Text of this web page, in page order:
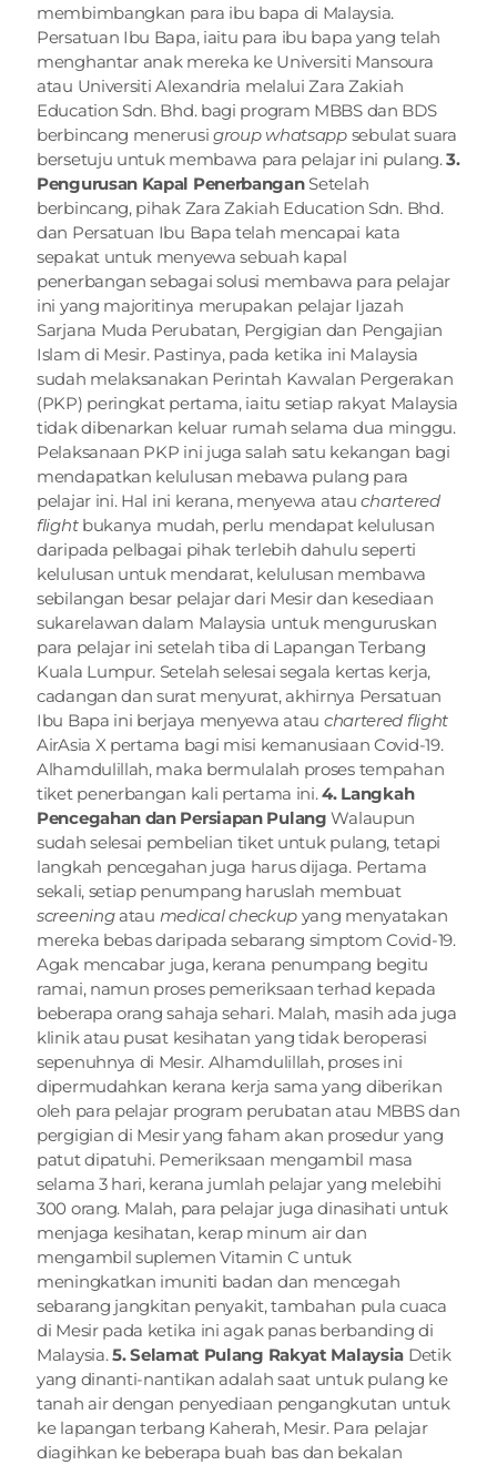
membimbangkan para ibu bapa di Malaysia.
Persatuan Ibu Bapa, iaitu para ibu bapa yang telah
menghantar anak mereka ke Universiti Mansoura
atau Universiti Alexandria melalui Zara Zakiah
Education Sdn. Bhd. bagi program MBBS dan BDS
berbincang menerusi group whatsapp sebulat suara
bersetuju untuk membawa para pelajar ini pulang. 3.
Pengurusan Kapal Penerbangan Setelah
berbincang, pihak Zara Zakiah Education Sdn. Bhd.
dan Persatuan Ibu Bapa telah mencapai kata
sepakat untuk menyewa sebuah kapal
penerbangan sebagai solusi membawa para pelajar
ini yang majoritinya merupakan pelajar Ijazah
Sarjana Muda Perubatan, Pergigian dan Pengajian
Islam di Mesir. Pastinya, pada ketika ini Malaysia
sudah melaksanakan Perintah Kawalan Pergerakan
(PKP) peringkat pertama, iaitu setiap rakyat Malaysia
tidak dibenarkan keluar rumah selama dua minggu.
Pelaksanaan PKP ini juga salah satu kekangan bagi
mendapatkan kelulusan mebawa pulang para
pelajar ini. Hal ini kerana, menyewa atau chartered
flight bukanya mudah, perlu mendapat kelulusan
daripada pelbagai pihak terlebih dahulu seperti
kelulusan untuk mendarat, kelulusan membawa
sebilangan besar pelajar dari Mesir dan kesediaan
sukarelawan dalam Malaysia untuk menguruskan
para pelajar ini setelah tiba di Lapangan Terbang
Kuala Lumpur. Setelah selesai segala kertas kerja,
cadangan dan surat menyurat, akhirnya Persatuan
Ibu Bapa ini berjaya menyewa atau chartered flight
AirAsia X pertama bagi misi kemanusiaan Covid-19.
Alhamdulillah, maka bermulalah proses tempahan
tiket penerbangan kali pertama ini. 4. Langkah
Pencegahan dan Persiapan Pulang Walaupun
sudah selesai pembelian tiket untuk pulang, tetapi
langkah pencegahan juga harus dijaga. Pertama
sekali, setiap penumpang haruslah membuat
screening atau medical checkup yang menyatakan
mereka bebas daripada sebarang simptom Covid-19.
Agak mencabar juga, kerana penumpang begitu
ramai, namun proses pemeriksaan terhad kepada
beberapa orang sahaja sehari. Malah, masih ada juga
klinik atau pusat kesihatan yang tidak beroperasi
sepenuhnya di Mesir. Alhamdulillah, proses ini
dipermudahkan kerana kerja sama yang diberikan
oleh para pelajar program perubatan atau MBBS dan
pergigian di Mesir yang faham akan prosedur yang
patut dipatuhi. Pemeriksaan mengambil masa
selama 3 hari, kerana jumlah pelajar yang melebihi
300 orang. Malah, para pelajar juga dinasihati untuk
menjaga kesihatan, kerap minum air dan
mengambil suplemen Vitamin C untuk
meningkatkan imuniti badan dan mencegah
sebarang jangkitan penyakit, tambahan pula cuaca
di Mesir pada ketika ini agak panas berbanding di
Malaysia. 5. Selamat Pulang Rakyat Malaysia Detik
yang dinanti-nantikan adalah saat untuk pulang ke
tanah air dengan penyediaan pengangkutan untuk
ke lapangan terbang Kaherah, Mesir. Para pelajar
diagihkan ke beberapa buah bas dan bekalan